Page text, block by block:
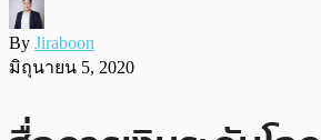
By Jiraboon
มิถุนายน 5, 2020